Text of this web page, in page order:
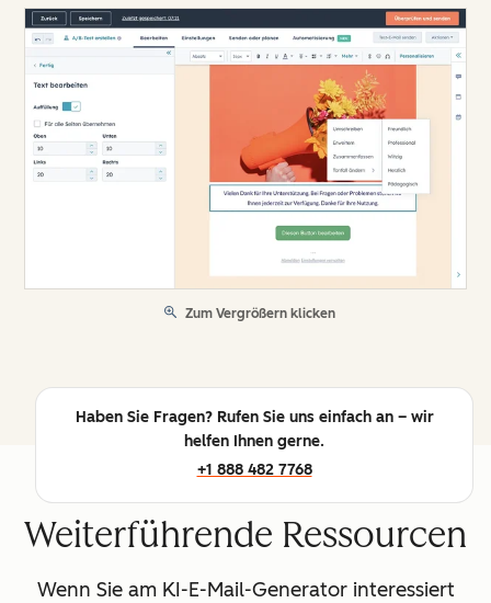
Zum Vergrößern klicken
Haben Sie Fragen? Rufen Sie uns einfach an – wir
helfen Ihnen gerne.
+1 888 482 7768
Weiterführende Ressourcen
Wenn Sie am KI-E-Mail-Generator interessiert